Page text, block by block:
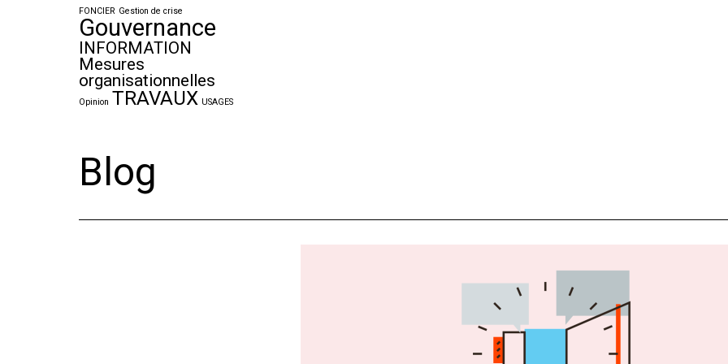
FONCIER Gestion de crise
Gouvernance
INFORMATION
Mesures
organisationnelles
Opinion TRAVAUX USAGES
Blog